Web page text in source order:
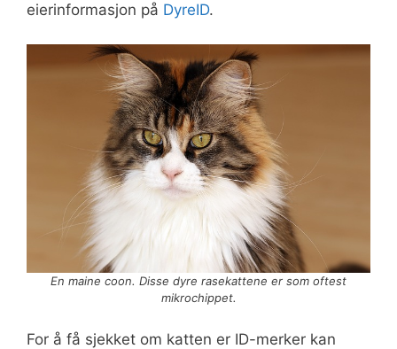
eierinformasjon på DyreID.
En maine coon. Disse dyre rasekattene er som oftest
mikrochippet.
For å få sjekket om katten er ID-merker kan